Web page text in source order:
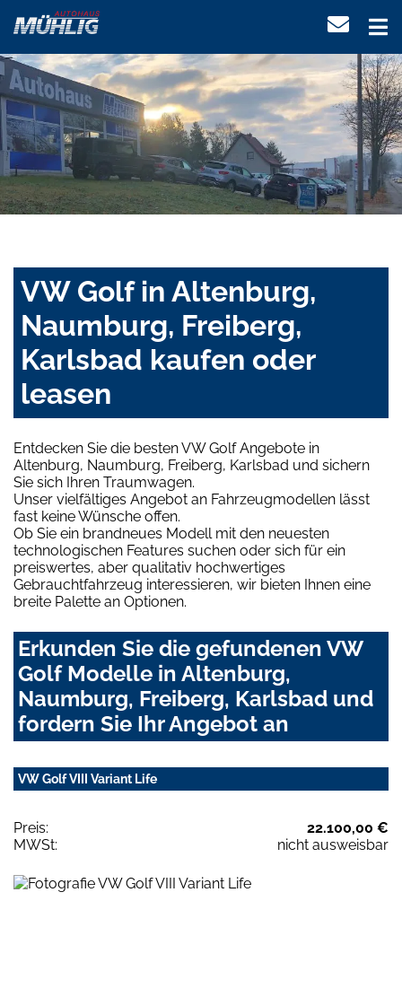
VW Golf in Altenburg,
Naumburg, Freiberg,
Karlsbad kaufen oder
leasen
Entdecken Sie die besten VW Golf Angebote in
Altenburg, Naumburg, Freiberg, Karlsbad und sichern
Sie sich Ihren Traumwagen.
Unser vielfältiges Angebot an Fahrzeugmodellen lässt
fast keine Wünsche offen.
Ob Sie ein brandneues Modell mit den neuesten
technologischen Features suchen oder sich für ein
preiswertes, aber qualitativ hochwertiges
Gebrauchtfahrzeug interessieren, wir bieten Ihnen eine
breite Palette an Optionen.
Erkunden Sie die gefundenen VW
Golf Modelle in Altenburg,
Naumburg, Freiberg, Karlsbad und
fordern Sie Ihr Angebot an
VW Golf VIII Variant Life
Preis:
22.100,00 €
MWSt:
nicht ausweisbar